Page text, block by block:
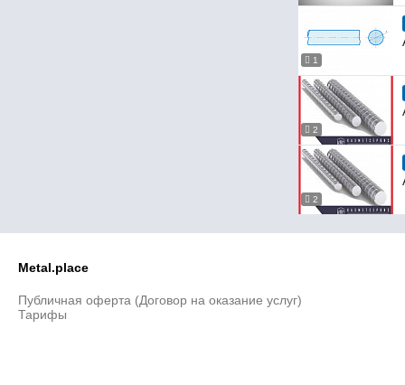
1
2
2
Metal.place
Публичная оферта (Договор на оказание услуг)
Тарифы